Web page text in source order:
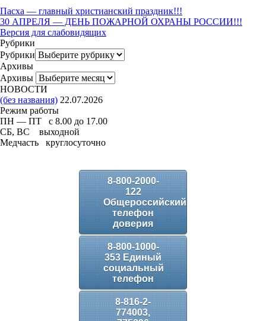
Пасха — главный христианский праздник!!!
30 АПРЕЛЯ — ДЕНЬ ПОЖАРНОЙ ОХРАНЫ РОССИИ!!!
Версия для слабовидящих
Рубрики
Рубрики
Архивы
Архивы
НОВОСТИ
(без названия) 22.07.2026
Режим работы
ПН — ПТ с 8.00 до 17.00
СБ, ВС выходной
Медчасть круглосуточно
8-800-2000-
122
Общероссийский
телефон
доверия
8-800-1000-
353 Единый
социальный
телефон
8-816-2-
774003,